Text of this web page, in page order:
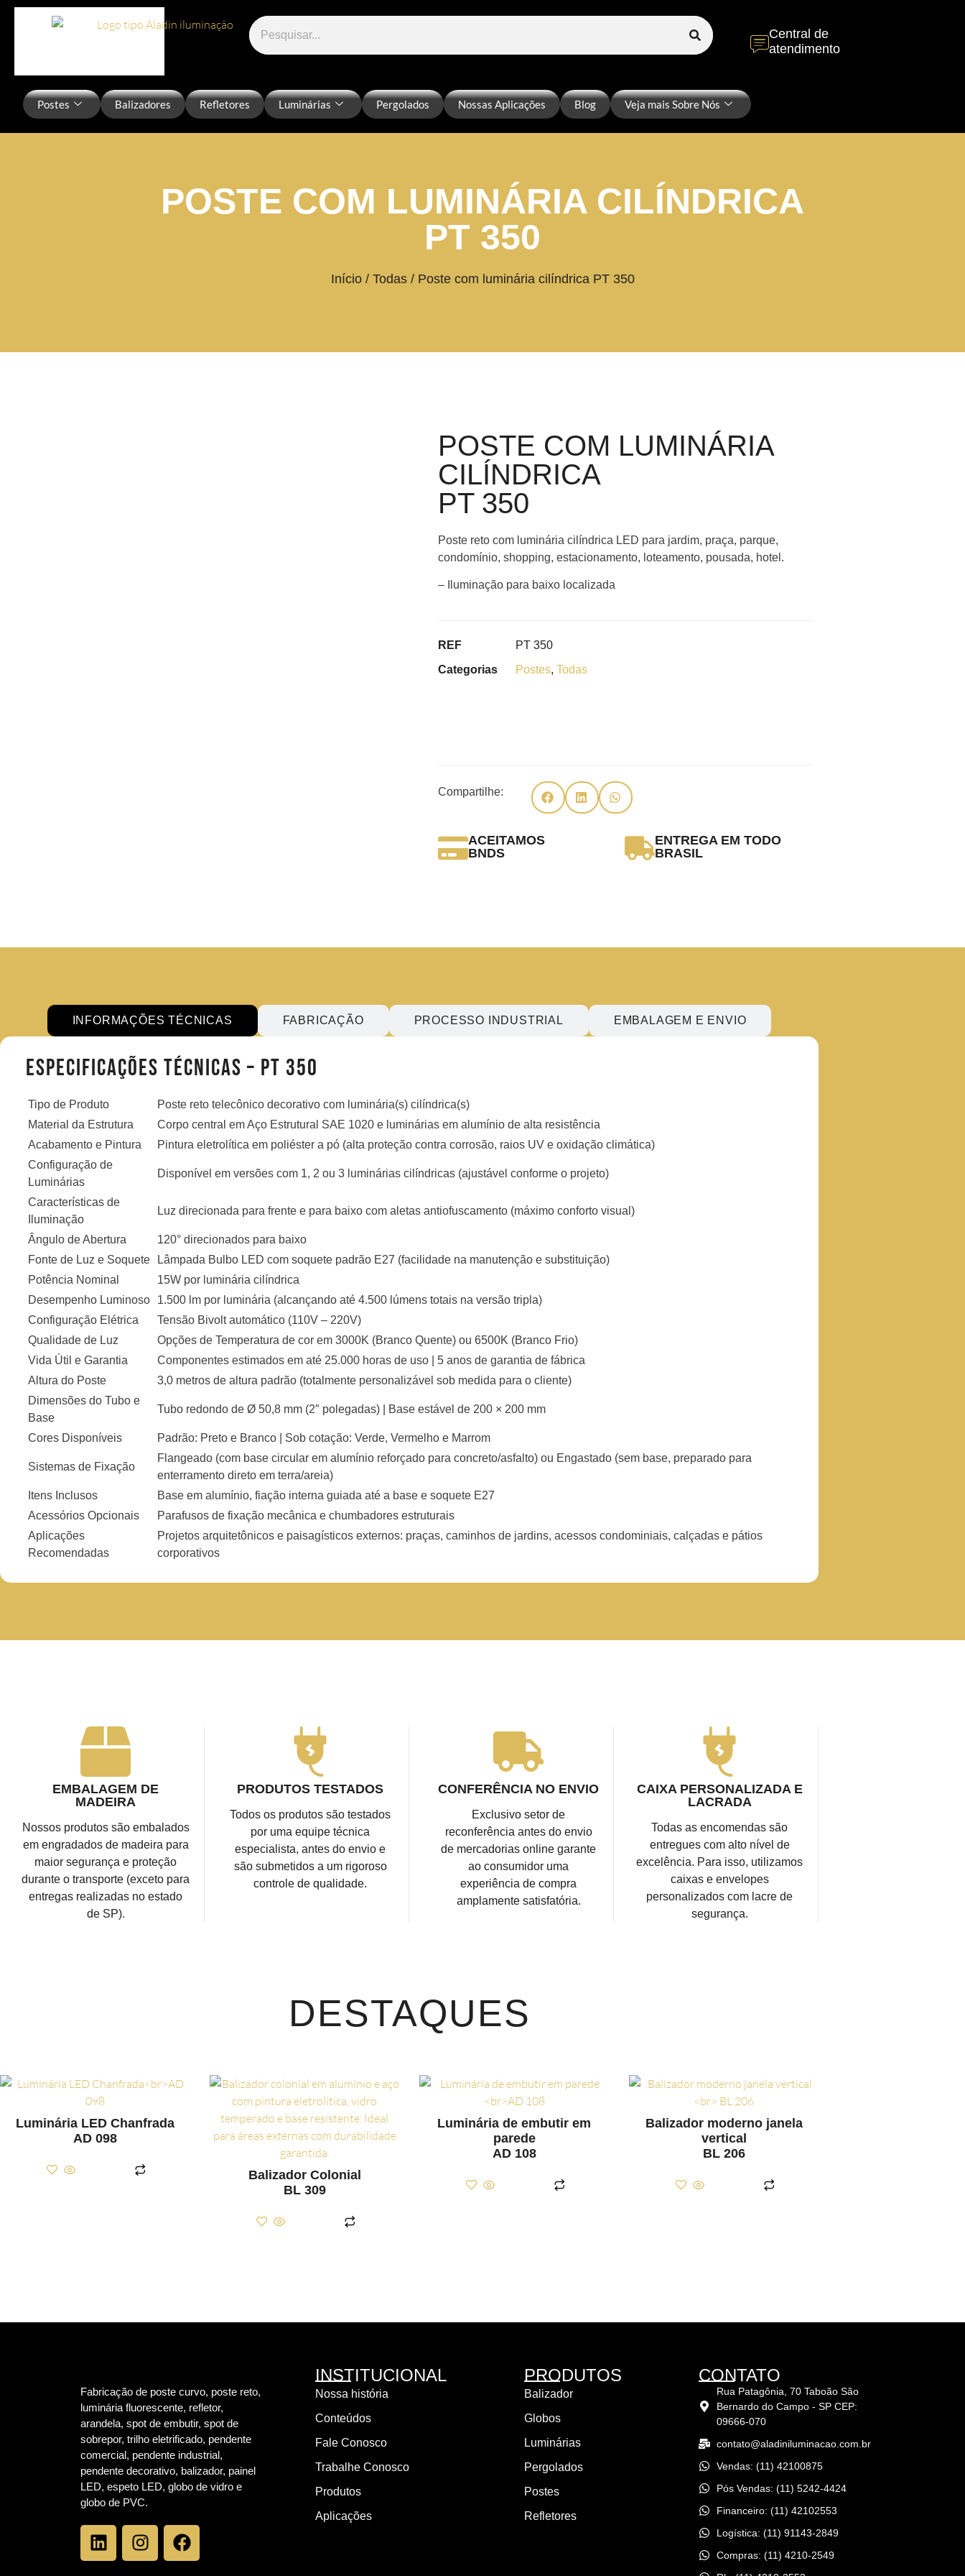
Central de
atendimento
Postes Balizadores Refletores Luminárias Pergolados Nossas Aplicações Blog Veja mais Sobre Nós
POSTE COM LUMINÁRIA CILÍNDRICA
PT 350
Início/ Todas/ Poste com luminária cilíndrica PT 350
POSTE COM LUMINÁRIA
CILÍNDRICA
PT 350
Poste reto com luminária cilíndrica LED para jardim, praça, parque,
condomínio, shopping, estacionamento, loteamento, pousada, hotel.
– Iluminação para baixo localizada
REF
PT 350
Categorias
Postes, Todas
Compartilhe:
ACEITAMOS
BNDS
ENTREGA EM TODO
BRASIL
INFORMAÇÕES TÉCNICAS FABRICAÇÃO PROCESSO INDUSTRIAL EMBALAGEM E ENVIO
Especificações Técnicas – PT 350
Tipo de Produto
Poste reto telecônico decorativo com luminária(s) cilíndrica(s)
Material da Estrutura
Corpo central em Aço Estrutural SAE 1020 e luminárias em alumínio de alta resistência
Acabamento e Pintura
Pintura eletrolítica em poliéster a pó (alta proteção contra corrosão, raios UV e oxidação climática)
Configuração de
Luminárias
Disponível em versões com 1, 2 ou 3 luminárias cilíndricas (ajustável conforme o projeto)
Características de
Iluminação
Luz direcionada para frente e para baixo com aletas antiofuscamento (máximo conforto visual)
Ângulo de Abertura
120° direcionados para baixo
Fonte de Luz e Soquete
Lâmpada Bulbo LED com soquete padrão E27 (facilidade na manutenção e substituição)
Potência Nominal
15W por luminária cilíndrica
Desempenho Luminoso
1.500 lm por luminária (alcançando até 4.500 lúmens totais na versão tripla)
Configuração Elétrica
Tensão Bivolt automático (110V – 220V)
Qualidade de Luz
Opções de Temperatura de cor em 3000K (Branco Quente) ou 6500K (Branco Frio)
Vida Útil e Garantia
Componentes estimados em até 25.000 horas de uso | 5 anos de garantia de fábrica
Altura do Poste
3,0 metros de altura padrão (totalmente personalizável sob medida para o cliente)
Dimensões do Tubo e
Base
Tubo redondo de Ø 50,8 mm (2″ polegadas) | Base estável de 200 × 200 mm
Cores Disponíveis Padrão: Preto e Branco | Sob cotação: Verde, Vermelho e Marrom
Sistemas de Fixação
Flangeado (com base circular em alumínio reforçado para concreto/asfalto) ou Engastado (sem base, preparado para
enterramento direto em terra/areia)
Itens Inclusos
Base em alumínio, fiação interna guiada até a base e soquete E27
Acessórios Opcionais
Parafusos de fixação mecânica e chumbadores estruturais
Aplicações
Recomendadas
Projetos arquitetônicos e paisagísticos externos: praças, caminhos de jardins, acessos condominiais, calçadas e pátios
corporativos
EMBALAGEM DE
MADEIRA
Nossos produtos são embalados
em engradados de madeira para
maior segurança e proteção
durante o transporte (exceto para
entregas realizadas no estado
de SP).
PRODUTOS TESTADOS
Todos os produtos são testados
por uma equipe técnica
especialista, antes do envio e
são submetidos a um rigoroso
controle de qualidade.
CONFERÊNCIA NO ENVIO
Exclusivo setor de
reconferência antes do envio
de mercadorias online garante
ao consumidor uma
experiência de compra
amplamente satisfatória.
CAIXA PERSONALIZADA E
LACRADA
Todas as encomendas são
entregues com alto nível de
excelência. Para isso, utilizamos
caixas e envelopes
personalizados com lacre de
segurança.
DESTAQUES
Luminária LED Chanfrada
AD 098
Balizador Colonial
BL 309
Luminária de embutir em
parede
AD 108
Balizador moderno janela
vertical
BL 206
Fabricação de poste curvo, poste reto,
luminária fluorescente, refletor,
arandela, spot de embutir, spot de
sobrepor, trilho eletrificado, pendente
comercial, pendente industrial,
pendente decorativo, balizador, painel
LED, espeto LED, globo de vidro e
globo de PVC.
INSTITUCIONAL
Nossa história
Conteúdos
Fale Conosco
Trabalhe Conosco
Produtos
Aplicações
PRODUTOS
Balizador
Globos
Luminárias
Pergolados
Postes
Refletores
CONTATO
Rua Patagônia, 70 Taboão São
Bernardo do Campo - SP CEP:
09666-070
contato@aladiniluminacao.com.br
Vendas: (11) 42100875
Pós Vendas: (11) 5242-4424
Financeiro: (11) 42102553
Logística: (11) 91143-2849
Compras: (11) 4210-2549